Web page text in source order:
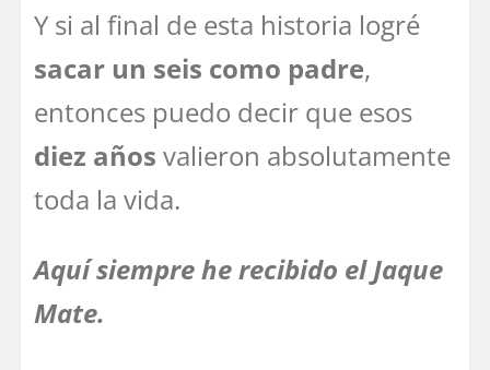
Y si al final de esta historia logré
sacar un seis como padre,
entonces puedo decir que esos
diez años valieron absolutamente
toda la vida.
Aquí siempre he recibido el Jaque
Mate.